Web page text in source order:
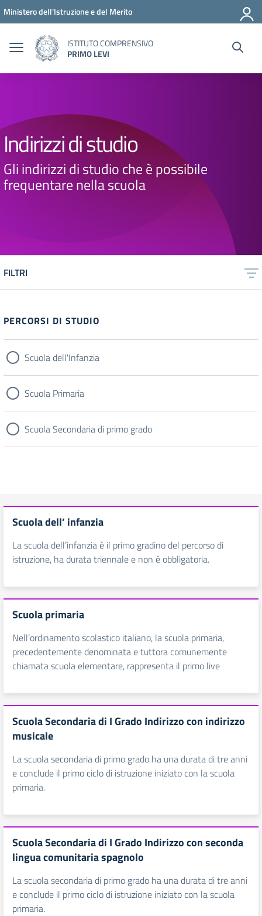
Vai ai contenuti
Vai al menu di navigazione
Vai al footer
Ministero dell'Istruzione e del Merito
ISTITUTO COMPRENSIVO
PRIMO LEVI
Indirizzi di studio
Gli indirizzi di studio che è possibile
frequentare nella scuola
FILTRI
PERCORSI DI STUDIO
Scuola dell'Infanzia
Scuola Primaria
Scuola Secondaria di primo grado
Scuola dell’ infanzia
La scuola dell’infanzia è il primo gradino del percorso di
istruzione, ha durata triennale e non è obbligatoria.
Scuola primaria
Nell’ordinamento scolastico italiano, la scuola primaria,
precedentemente denominata e tuttora comunemente
chiamata scuola elementare, rappresenta il primo live
Scuola Secondaria di I Grado Indirizzo con indirizzo
musicale
La scuola secondaria di primo grado ha una durata di tre anni
e conclude il primo ciclo di istruzione iniziato con la scuola
primaria.
Scuola Secondaria di I Grado Indirizzo con seconda
lingua comunitaria spagnolo
La scuola secondaria di primo grado ha una durata di tre anni
e conclude il primo ciclo di istruzione iniziato con la scuola
primaria.